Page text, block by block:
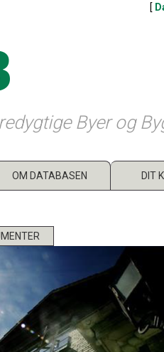
[
Byer og
OM DATABASEN DIT